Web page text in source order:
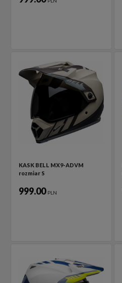
KASK BELL MX9-ADVM
rozmiar S
999.00 PLN